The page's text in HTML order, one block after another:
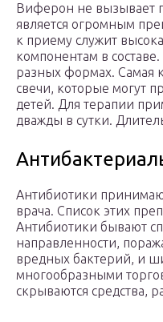
Виферон не вызывает
является огромным
к приему служит
компонентам в
разных формах. Самая
свечи, которые могут
детей. Для терапии
дважды в сутки.
Антибиотики
врача. Список этих
Антибиотики бывают
направленности,
вредных бактерий, и
многообразными
скрываются средства,